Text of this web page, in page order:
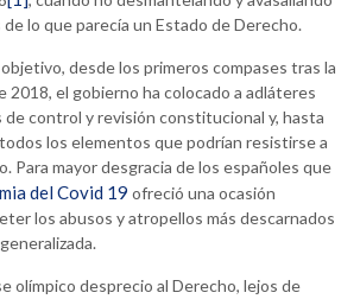
lo que parecía un Estado de Derecho.
desde los primeros compases tras la
2018, el gobierno ha colocado a adláteres
control y revisión constitucional y, hasta
los elementos que podrían resistirse a
Para mayor desgracia de los españoles que
del Covid 19 ofreció una ocasión
los abusos y atropellos más descarnados
olímpico desprecio al Derecho, lejos de